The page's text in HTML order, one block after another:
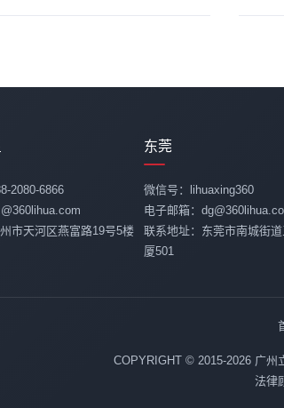
2080-6866
市天河区燕富路19号5楼
东莞
微信号：lihuaxing360
电子邮箱：
联系地址：东莞市南城街
厦501
COPYRIGHT © 2015-2026 广
法律